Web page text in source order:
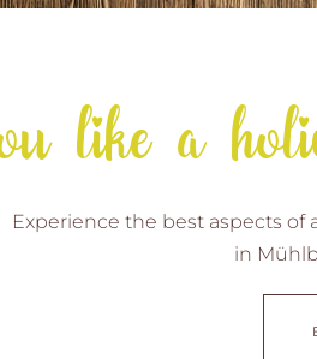
like a
Experience the best aspects
in